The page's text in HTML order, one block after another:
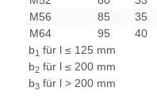
M56
85 35
M64
95 40
b1 für l ≤ 125 mm
b2 für l ≤ 200 mm
b3 für l > 200 mm